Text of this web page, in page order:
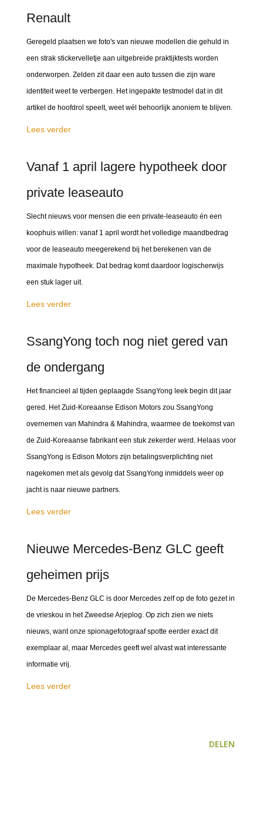
Renault
Geregeld plaatsen we foto's van nieuwe modellen die gehuld in
een strak stickervelletje aan uitgebreide praktijktests worden
onderworpen. Zelden zit daar een auto tussen die zijn ware
identiteit weet te verbergen. Het ingepakte testmodel dat in dit
artikel de hoofdrol speelt, weet wél behoorlijk anoniem te blijven.
Lees verder
Vanaf 1 april lagere hypotheek door
private leaseauto
Slecht nieuws voor mensen die een private-leaseauto én een
koophuis willen: vanaf 1 april wordt het volledige maandbedrag
voor de leaseauto meegerekend bij het berekenen van de
maximale hypotheek. Dat bedrag komt daardoor logischerwijs
een stuk lager uit.
Lees verder
SsangYong toch nog niet gered van
de ondergang
Het financieel al tijden geplaagde SsangYong leek begin dit jaar
gered. Het Zuid-Koreaanse Edison Motors zou SsangYong
overnemen van Mahindra & Mahindra, waarmee de toekomst van
de Zuid-Koreaanse fabrikant een stuk zekerder werd. Helaas voor
SsangYong is Edison Motors zijn betalingsverplichting niet
nagekomen met als gevolg dat SsangYong inmiddels weer op
jacht is naar nieuwe partners.
Lees verder
Nieuwe Mercedes-Benz GLC geeft
geheimen prijs
De Mercedes-Benz GLC is door Mercedes zelf op de foto gezet in
de vrieskou in het Zweedse Arjeplog. Op zich zien we niets
nieuws, want onze spionagefotograaf spotte eerder exact dit
exemplaar al, maar Mercedes geeft wel alvast wat interessante
informatie vrij.
Lees verder
DELEN